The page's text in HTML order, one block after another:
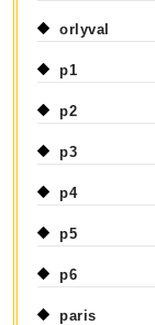
orlyval
p1
p2
p3
p4
p5
p6
paris